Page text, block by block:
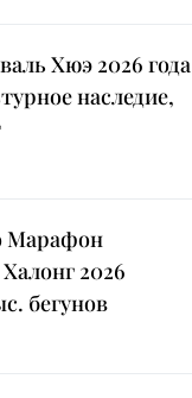
Хюэ 2026 года
наследие,
Марафон
2026
бегунов